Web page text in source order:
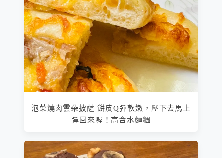
泡菜燒肉雲朵披薩 餅皮Q彈軟嫩，壓下去馬上
彈回來喔！高含水麵糰